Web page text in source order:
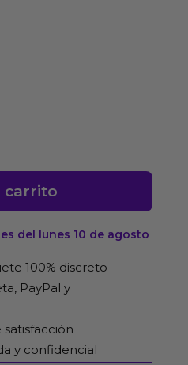
carrito
del lunes 10 de agosto
100% discreto
PayPal y
y confidencial